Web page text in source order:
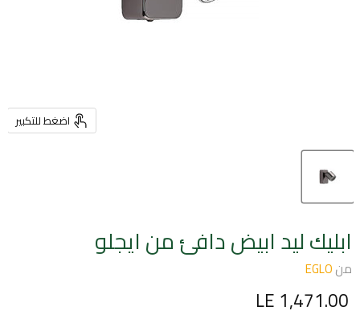
اضغط للتكبير
ابليك ليد ابيض دافئ من ايجلو
منEGLO
السعر الحالي
LE 1,471.00